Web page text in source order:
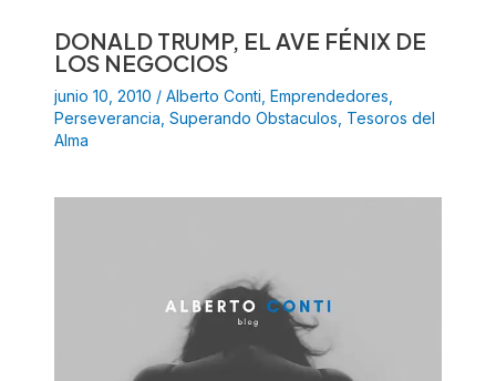
DONALD TRUMP, EL AVE FÉNIX DE
LOS NEGOCIOS
junio 10, 2010 / Alberto Conti Emprendedores
Perseverancia Superando Obstaculos Tesoros del
Alma